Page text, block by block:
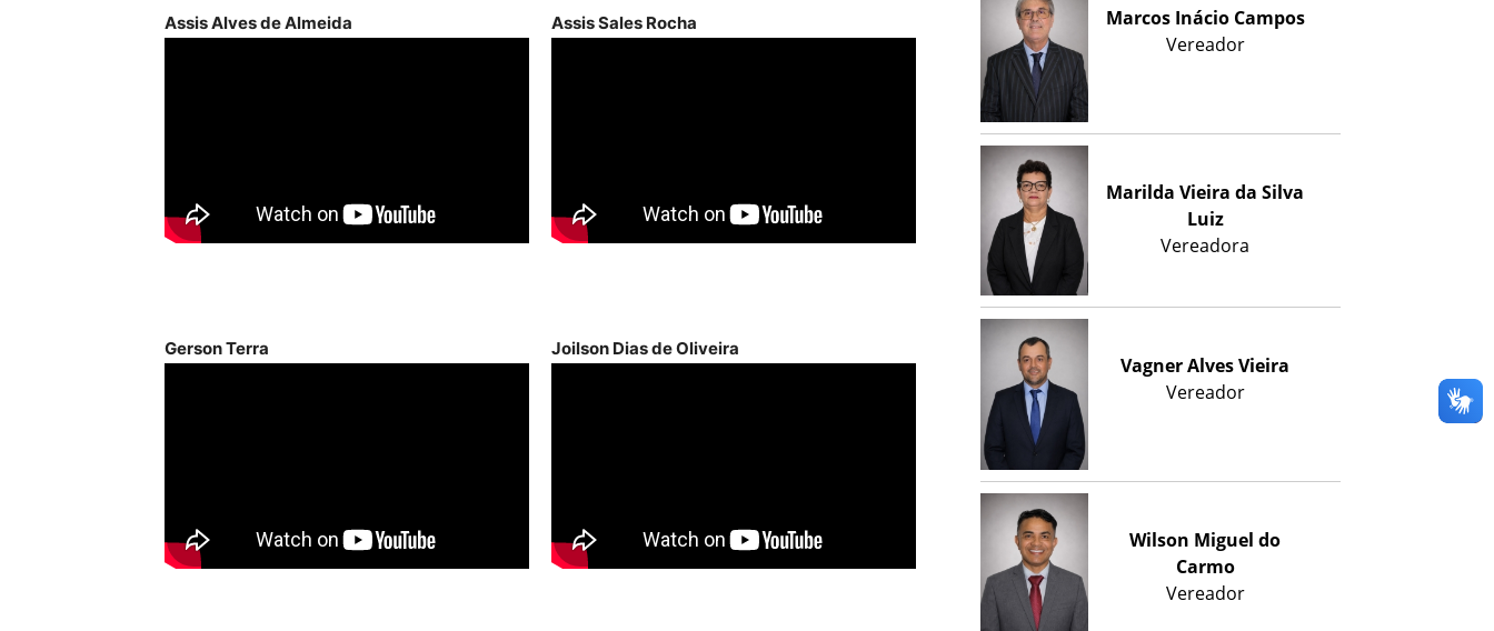
cima
Assis Alves de Almeida Assis Sales Rocha
Gerson Terra Joilson Dias de Oliveira
Marcos Inácio Campos
Vereador
Marilda Vieira da Silva
Luiz
Vereadora
Vagner Alves Vieira
Vereador
Wilson Miguel do
Carmo
Vereador